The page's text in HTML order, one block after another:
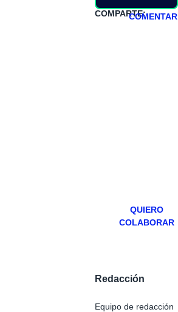
COMPARTE:COMENTAR
QUIERO
COLABORAR
Redacción
Equipo de redacción